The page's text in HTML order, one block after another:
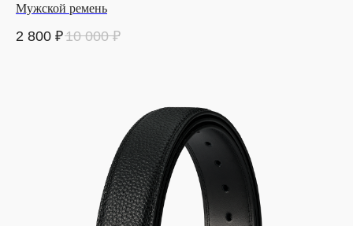
Мужской ремень
2 800 ₽10 000 ₽